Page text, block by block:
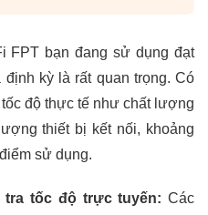
FPT bạn đang sử dụng đạt
kỳ là rất quan trọng. Có
độ thực tế như chất lượng
thiết bị kết nối, khoảng
sử dụng.
tốc độ trực tuyến: Các